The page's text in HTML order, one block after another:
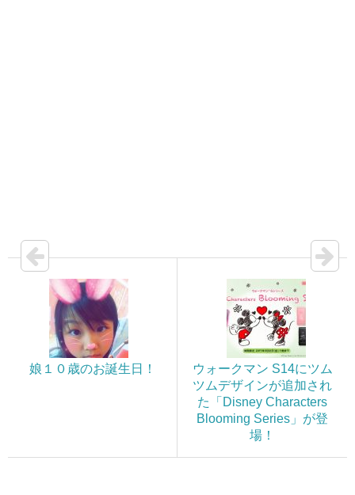
娘１０歳のお誕生日！
ウォークマン S14にツム
ツムデザインが追加され
た「Disney Characters
Blooming Series」が登
場！